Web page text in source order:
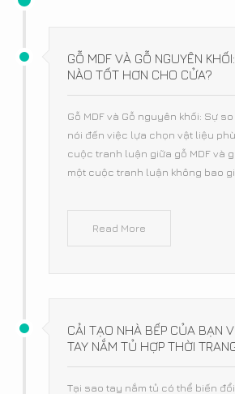
GỖ MDF VÀ GỖ NGUYÊN
NÀO TỐT HƠN CHO CỬA?
Gỗ MDF và Gỗ nguyên khối: Sự
nói đến việc lựa chọn vật liệu
cuộc tranh luận giữa gỗ MDF và
một cuộc tranh luận không bao
Read More
CẢI TẠO NHÀ BẾP CỦA BẠN
TAY NẮM TỦ HỢP THỜI
Tại sao tay nắm tủ có thể biến